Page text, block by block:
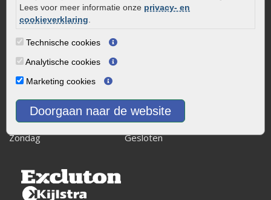
Lees voor meer informatie onze privacy- en
cookieverklaring
Technische cookies
Analytische cookies
Marketing cookies
Doorgaan naar de website
Routebeschrijving
Openingstijden
Maandag
Dinsdag
Woensdag
Vrijdag
08:00 - 17:00
Zaterdag
08:00 - 15.00
Zondag
Gesloten